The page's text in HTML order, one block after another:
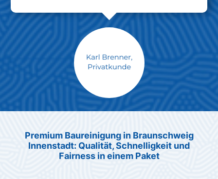
Max Mustermann
Premium Baureinigung in Braunschweig
Innenstadt: Qualität, Schnelligkeit und
Fairness in einem Paket